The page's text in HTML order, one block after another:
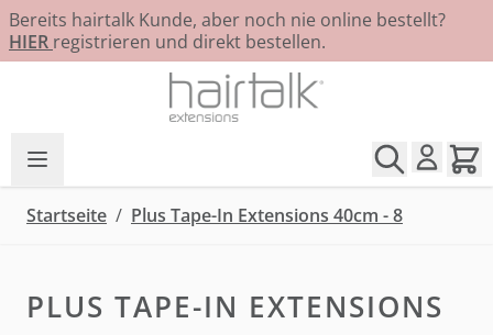
Bereits hairtalk Kunde, aber noch nie online bestellt?
HIER registrieren und direkt bestellen.
Startseite / Plus Tape-In Extensions 40cm - 8
PLUS TAPE-IN EXTENSIONS